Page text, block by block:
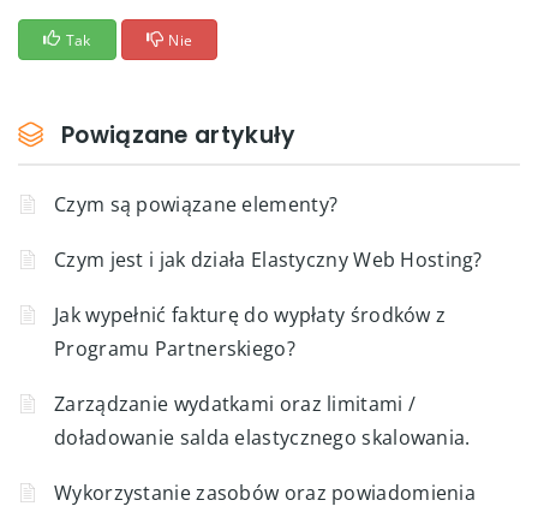
Tak Nie
Powiązane artykuły
Czym są powiązane elementy?
Czym jest i jak działa Elastyczny Web Hosting?
Jak wypełnić fakturę do wypłaty środków z
Programu Partnerskiego?
Zarządzanie wydatkami oraz limitami /
doładowanie salda elastycznego skalowania.
Wykorzystanie zasobów oraz powiadomienia